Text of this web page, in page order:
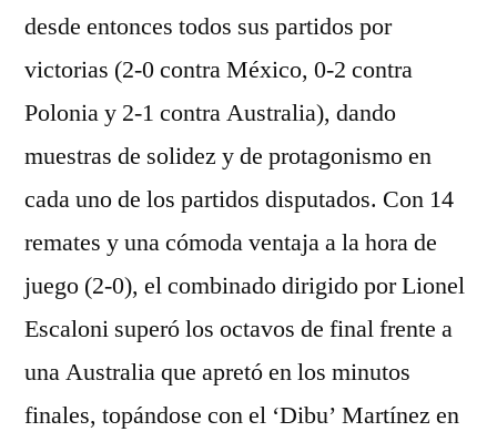
desde entonces todos sus partidos por
victorias (2-0 contra México, 0-2 contra
Polonia y 2-1 contra Australia), dando
muestras de solidez y de protagonismo en
cada uno de los partidos disputados. Con 14
remates y una cómoda ventaja a la hora de
juego (2-0), el combinado dirigido por Lionel
Escaloni superó los octavos de final frente a
una Australia que apretó en los minutos
finales, topándose con el ‘Dibu’ Martínez en